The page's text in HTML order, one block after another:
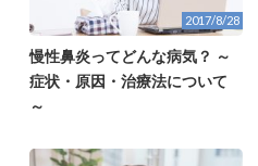
2017/8/28
慢性鼻炎ってどんな病気？ ～
症状・原因・治療法について
～